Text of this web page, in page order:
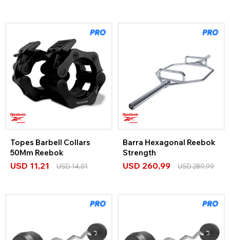
Topes Barbell Collars
50Mm Reebok
USD 11,21 USD14,01
Barra Hexagonal Reebok
Strength
USD 260,99 USD289,99